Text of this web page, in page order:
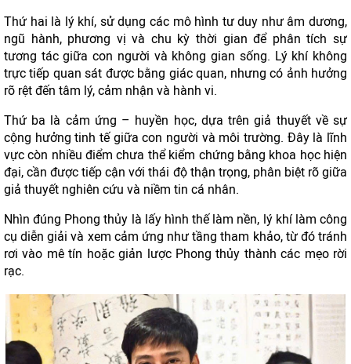
Thứ hai là lý khí, sử dụng các mô hình tư duy như âm dương,
ngũ hành, phương vị và chu kỳ thời gian để phân tích sự
tương tác giữa con người và không gian sống. Lý khí không
trực tiếp quan sát được bằng giác quan, nhưng có ảnh hưởng
rõ rệt đến tâm lý, cảm nhận và hành vi.
Thứ ba là cảm ứng – huyền học, dựa trên giả thuyết về sự
cộng hưởng tinh tế giữa con người và môi trường. Đây là lĩnh
vực còn nhiều điểm chưa thể kiểm chứng bằng khoa học hiện
đại, cần được tiếp cận với thái độ thận trọng, phân biệt rõ giữa
giả thuyết nghiên cứu và niềm tin cá nhân.
Nhìn đúng Phong thủy là lấy hình thế làm nền, lý khí làm công
cụ diễn giải và xem cảm ứng như tầng tham khảo, từ đó tránh
rơi vào mê tín hoặc giản lược Phong thủy thành các mẹo rời
rạc.